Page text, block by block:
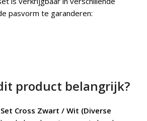
pasvorm te garanderen:
product belangrijk?
Cross Zwart / Wit (Diverse